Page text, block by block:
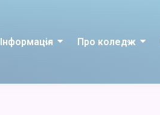
Інформація Про коледж